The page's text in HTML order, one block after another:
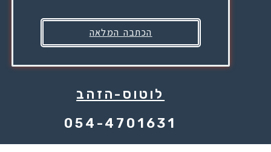
הכתבה המלאה
לוטוס-הזהב
054-4701631